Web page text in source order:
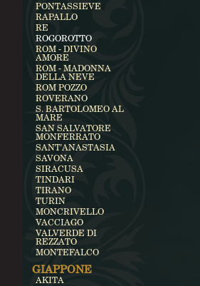
PONTASSIEVE
RAPALLO
RE
ROGOROTTO
ROM - DIVINO
AMORE
ROM - MADONNA
DELLA NEVE
ROM POZZO
ROVERANO
S. BARTOLOMEO AL
MARE
SAN SALVATORE
MONFERRATO
SANT'ANASTASIA
SAVONA
SIRACUSA
TINDARI
TIRANO
TURIN
MONCRIVELLO
VACCIAGO
VALVERDE DI
REZZATO
MONTEFALCO
GIAPPONE
AKITA